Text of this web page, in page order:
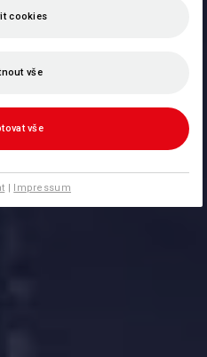
cookies
vše
vše
| Impressum